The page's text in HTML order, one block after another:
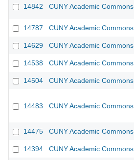
14842 CUNY Academic Commons
14787 CUNY Academic Commons
14629 CUNY Academic Commons
14538 CUNY Academic Commons
14504 CUNY Academic Commons
14483 CUNY Academic Commons
14475 CUNY Academic Commons
14394 CUNY Academic Commons